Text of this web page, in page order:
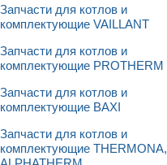
Запчасти для котлов и
комплектующие VAILLANT
Запчасти для котлов и
комплектующие PROTHERM
Запчасти для котлов и
комплектующие BAXI
Запчасти для котлов и
комплектующие THERMONA,